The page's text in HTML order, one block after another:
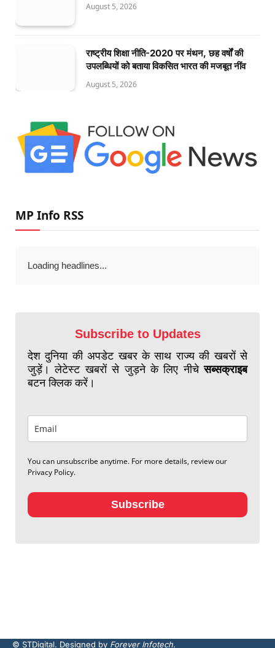
August 5, 2026
राष्ट्रीय शिक्षा नीति-2020 पर मंथन, छह वर्षों की
उपलब्धियों को बताया विकसित भारत की मजबूत नींव
August 5, 2026
MP Info RSS
Loading headlines...
Subscribe to Updates
देश दुनिया की अपडेट खबर के साथ राज्य की खबरों से
जुड़ें। लेटेस्ट खबरों से जुड़ने के लिए नीचेसब्सक्राइब
बटन क्लिक करें।
You can unsubscribe anytime. For more details, review our
Privacy Policy.
Subscribe
© STDigital. Designed by Forever Infotech.